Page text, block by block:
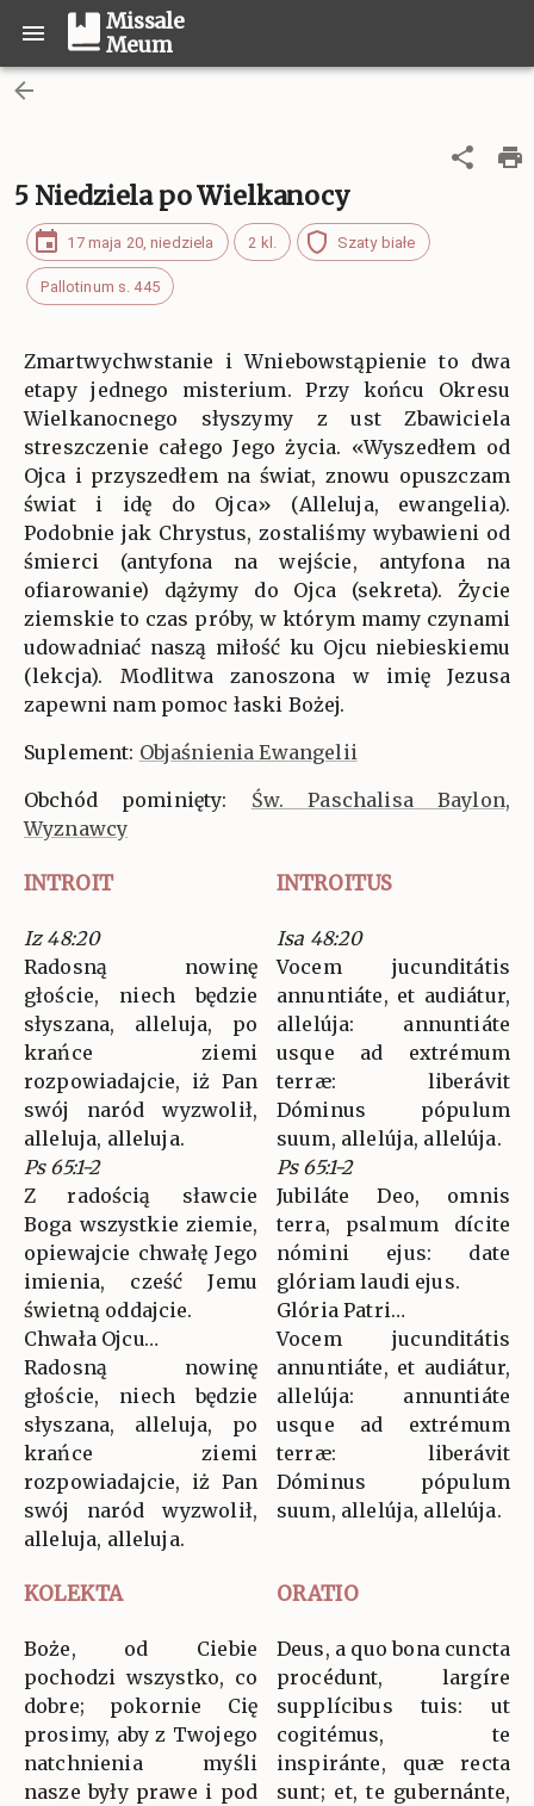
Missale
Meum
5 Niedziela po Wielkanocy
17 maja 20, niedziela 2 kl. Szaty białe
Pallotinum s. 445
Zmartwychwstanie i Wniebowstąpienie to dwa
etapy jednego misterium. Przy końcu Okresu
Wielkanocnego słyszymy z ust Zbawiciela
streszczenie całego Jego życia. «Wyszedłem od
Ojca i przyszedłem na świat, znowu opuszczam
świat i idę do Ojca» (Alleluja, ewangelia).
Podobnie jak Chrystus, zostaliśmy wybawieni od
śmierci (antyfona na wejście, antyfona na
ofiarowanie) dążymy do Ojca (sekreta). Życie
ziemskie to czas próby, w którym mamy czynami
udowadniać naszą miłość ku Ojcu niebieskiemu
(lekcja). Modlitwa zanoszona w imię Jezusa
zapewni nam pomoc łaski Bożej.
Suplement: Objaśnienia Ewangelii
Obchód pominięty: Św. Paschalisa Baylon,
Wyznawcy
INTROIT INTROITUS
Iz 48:20
Radosną nowinę
głoście, niech będzie
słyszana, alleluja, po
krańce ziemi
rozpowiadajcie, iż Pan
swój naród wyzwolił,
alleluja, alleluja.
Ps 65:1-2
Z radością sławcie
Boga wszystkie ziemie,
opiewajcie chwałę Jego
imienia, cześć Jemu
świetną oddajcie.
Chwała Ojcu…
Radosną nowinę
głoście, niech będzie
słyszana, alleluja, po
krańce ziemi
rozpowiadajcie, iż Pan
swój naród wyzwolił,
alleluja, alleluja.
Isa 48:20
Vocem jucunditátis
annuntiáte, et audiátur,
allelúja: annuntiáte
usque ad extrémum
terræ: liberávit
Dóminus pópulum
suum, allelúja, allelúja.
Ps 65:1-2
Jubiláte Deo, omnis
terra, psalmum dícite
nómini ejus: date
glóriam laudi ejus.
Glória Patri…
Vocem jucunditátis
annuntiáte, et audiátur,
allelúja: annuntiáte
usque ad extrémum
terræ: liberávit
Dóminus pópulum
suum, allelúja, allelúja.
KOLEKTA ORATIO
Boże, od Ciebie
pochodzi wszystko, co
dobre; pokornie Cię
prosimy, aby z Twojego
natchnienia myśli
nasze były prawe i pod
Deus, a quo bona cuncta
procédunt, largíre
supplícibus tuis: ut
cogitémus, te
inspiránte, quæ recta
sunt; et, te gubernánte,